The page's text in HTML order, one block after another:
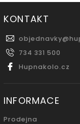
KONTAKT
objednavky@
734 331 500
Hupnakolo.cz
INFORMACE
Prodejna